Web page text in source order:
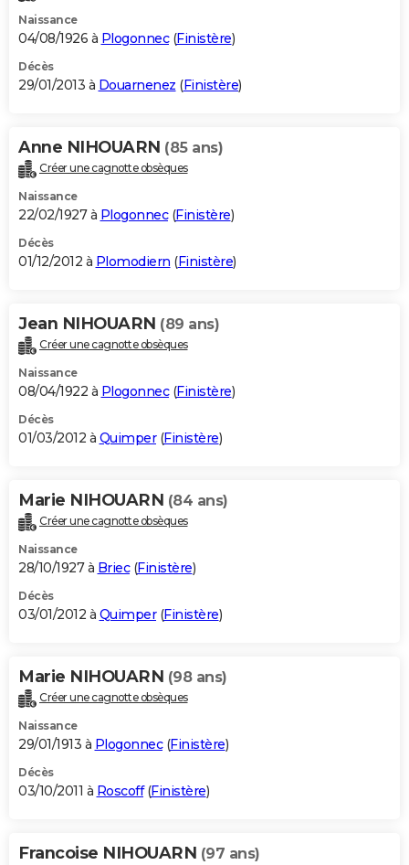
Naissance
04/08/1926 à Plogonnec(Finistère)
Décès
29/01/2013 à Douarnenez (Finistère)
Anne NIHOUARN (85 ans)
Créer une cagnotte obsèques
Naissance
22/02/1927 à Plogonnec(Finistère)
Décès
01/12/2012 à Plomodiern (Finistère)
Jean NIHOUARN (89 ans)
Créer une cagnotte obsèques
Naissance
08/04/1922 à Plogonnec(Finistère)
Décès
01/03/2012 à Quimper(Finistère)
Marie NIHOUARN (84 ans)
Créer une cagnotte obsèques
Naissance
28/10/1927 à Briec(Finistère)
Décès
03/01/2012 à Quimper(Finistère)
Marie NIHOUARN (98 ans)
Créer une cagnotte obsèques
Naissance
29/01/1913 à Plogonnec(Finistère)
Décès
03/10/2011 à Roscoff(Finistère)
Francoise NIHOUARN (97 ans)